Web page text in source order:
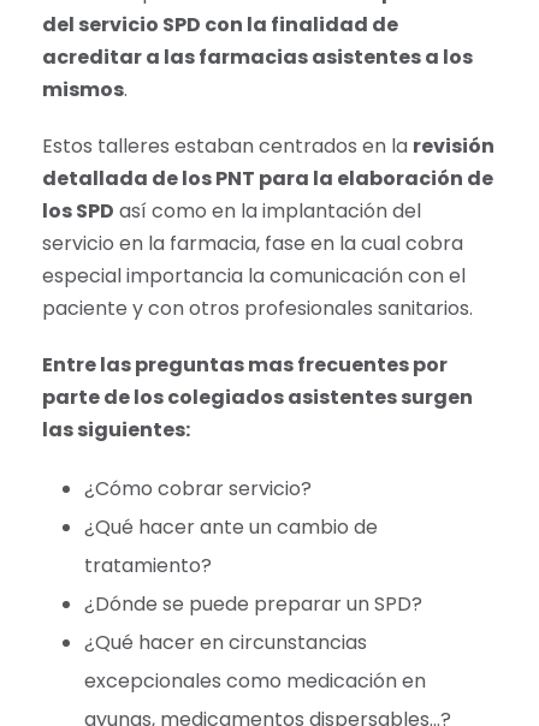
del servicio SPD con la finalidad de
acreditar a las farmacias asistentes a los
mismos.
Estos talleres estaban centrados en la revisión
detallada de los PNT para la elaboración de
los SPD así como en la implantación del
servicio en la farmacia, fase en la cual cobra
especial importancia la comunicación con el
paciente y con otros profesionales sanitarios.
Entre las preguntas mas frecuentes por
parte de los colegiados asistentes surgen
las siguientes:
¿Cómo cobrar servicio?
¿Qué hacer ante un cambio de
tratamiento?
¿Dónde se puede preparar un SPD?
¿Qué hacer en circunstancias
excepcionales como medicación en
ayunas, medicamentos dispersables…?